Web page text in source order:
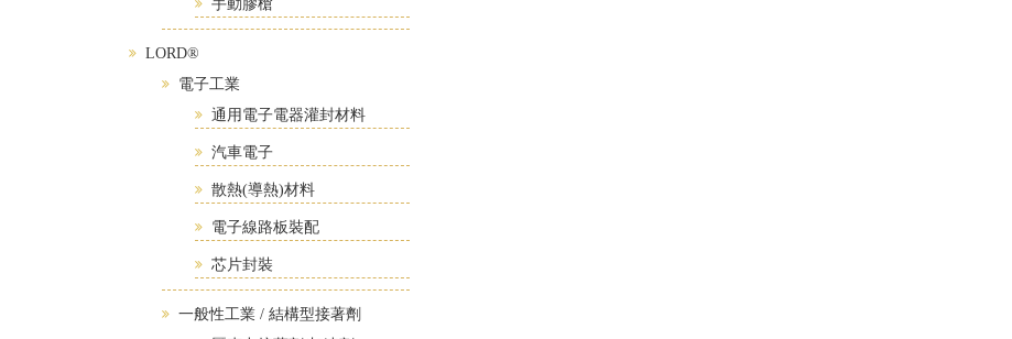
手動膠槍
LORD®
電子工業
通用電子電器灌封材料
汽車電子
散熱(導熱)材料
電子線路板裝配
芯片封裝
一般性工業 / 結構型接著劑